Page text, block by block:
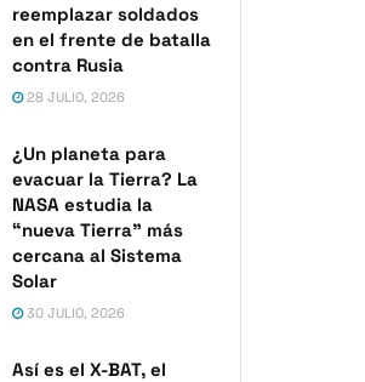
reemplazar soldados
en el frente de batalla
contra Rusia
28 JULIO, 2026
¿Un planeta para
evacuar la Tierra? La
NASA estudia la
“nueva Tierra” más
cercana al Sistema
Solar
30 JULIO, 2026
Así es el X-BAT, el